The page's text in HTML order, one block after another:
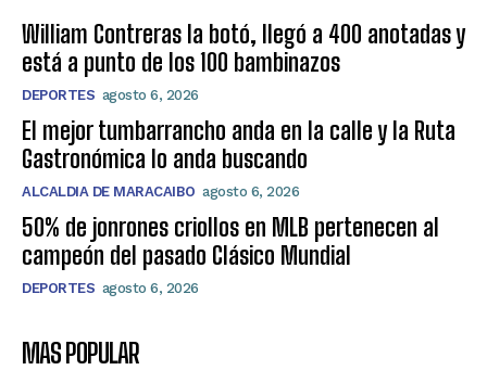
William Contreras la botó, llegó a 400 anotadas y
está a punto de los 100 bambinazos
DEPORTES agosto 6, 2026
El mejor tumbarrancho anda en la calle y la Ruta
Gastronómica lo anda buscando
ALCALDIA DE MARACAIBO agosto 6, 2026
50% de jonrones criollos en MLB pertenecen al
campeón del pasado Clásico Mundial
DEPORTES agosto 6, 2026
MAS POPULAR